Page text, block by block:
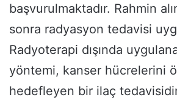
başvurulmaktadır. Rahmin
sonra radyasyon tedavisi
Radyoterapi dışında
yöntemi, kanser hücrelerini
hedefleyen bir ilaç